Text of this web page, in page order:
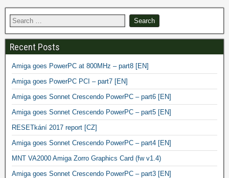
Recent Posts
Amiga goes PowerPC at 800MHz – part8 [EN]
Amiga goes PowerPC PCI – part7 [EN]
Amiga goes Sonnet Crescendo PowerPC – part6 [EN]
Amiga goes Sonnet Crescendo PowerPC – part5 [EN]
RESETkání 2017 report [CZ]
Amiga goes Sonnet Crescendo PowerPC – part4 [EN]
MNT VA2000 Amiga Zorro Graphics Card (fw v1.4)
Amiga goes Sonnet Crescendo PowerPC – part3 [EN]